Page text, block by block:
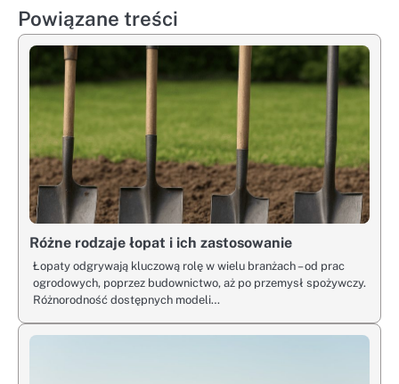
Powiązane treści
Różne rodzaje łopat i ich zastosowanie
Łopaty odgrywają kluczową rolę w wielu branżach – od prac
ogrodowych, poprzez budownictwo, aż po przemysł spożywczy.
Różnorodność dostępnych modeli…